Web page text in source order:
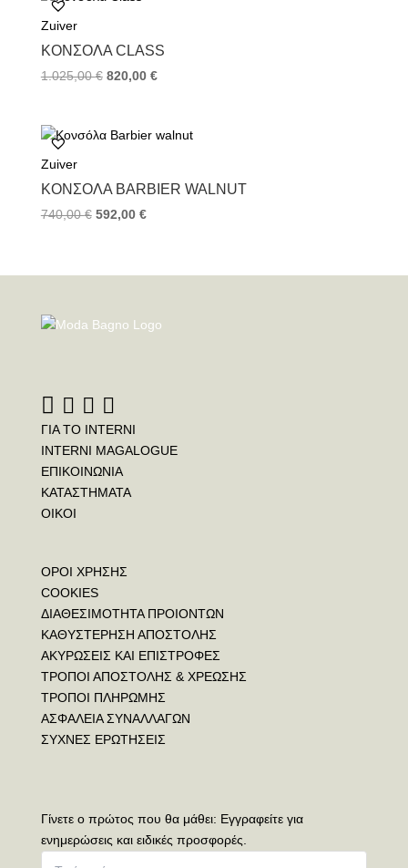
Zuiver
ΚΟΝΣΌΛΑ CLASS
1.025,00€ 820,00 €
Zuiver
ΚΟΝΣΌΛΑ BARBIER WALNUT
740,00€ 592,00 €
ΓΙΑ ΤΟ INTERNI
INTERNI MAGALOGUE
ΕΠΙΚΟΙΝΩΝΙΑ
ΚΑΤΑΣΤΗΜΑΤΑ
ΟΙΚΟΙ
ΟΡΟΙ ΧΡΗΣΗΣ
COOKIES
ΔΙΑΘΕΣΙΜΟΤΗΤΑ ΠΡΟΙΟΝΤΩΝ
ΚΑΘΥΣΤΕΡΗΣΗ ΑΠΟΣΤΟΛΗΣ
ΑΚΥΡΩΣΕΙΣ ΚΑΙ ΕΠΙΣΤΡΟΦΕΣ
ΤΡΟΠΟΙ ΑΠΟΣΤΟΛΗΣ & ΧΡΕΩΣΗΣ
ΤΡΟΠΟΙ ΠΛΗΡΩΜΗΣ
ΑΣΦΑΛΕΙΑ ΣΥΝΑΛΛΑΓΩΝ
ΣΥΧΝΕΣ ΕΡΩΤΗΣΕΙΣ
Γίνετε ο πρώτος που θα μάθει: Εγγραφείτε για
ενημερώσεις και ειδικές προσφορές.